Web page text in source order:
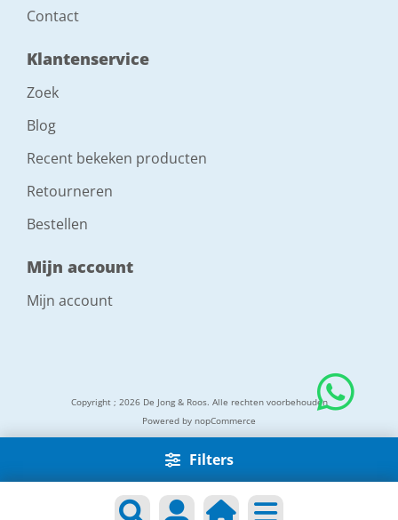
Filters
Contact
Klantenservice
Zoek
Blog
Recent bekeken producten
Retourneren
Bestellen
Mijn account
Mijn account
Copyright ; 2026 De Jong & Roos. Alle rechten voorbehouden
Powered by nopCommerce